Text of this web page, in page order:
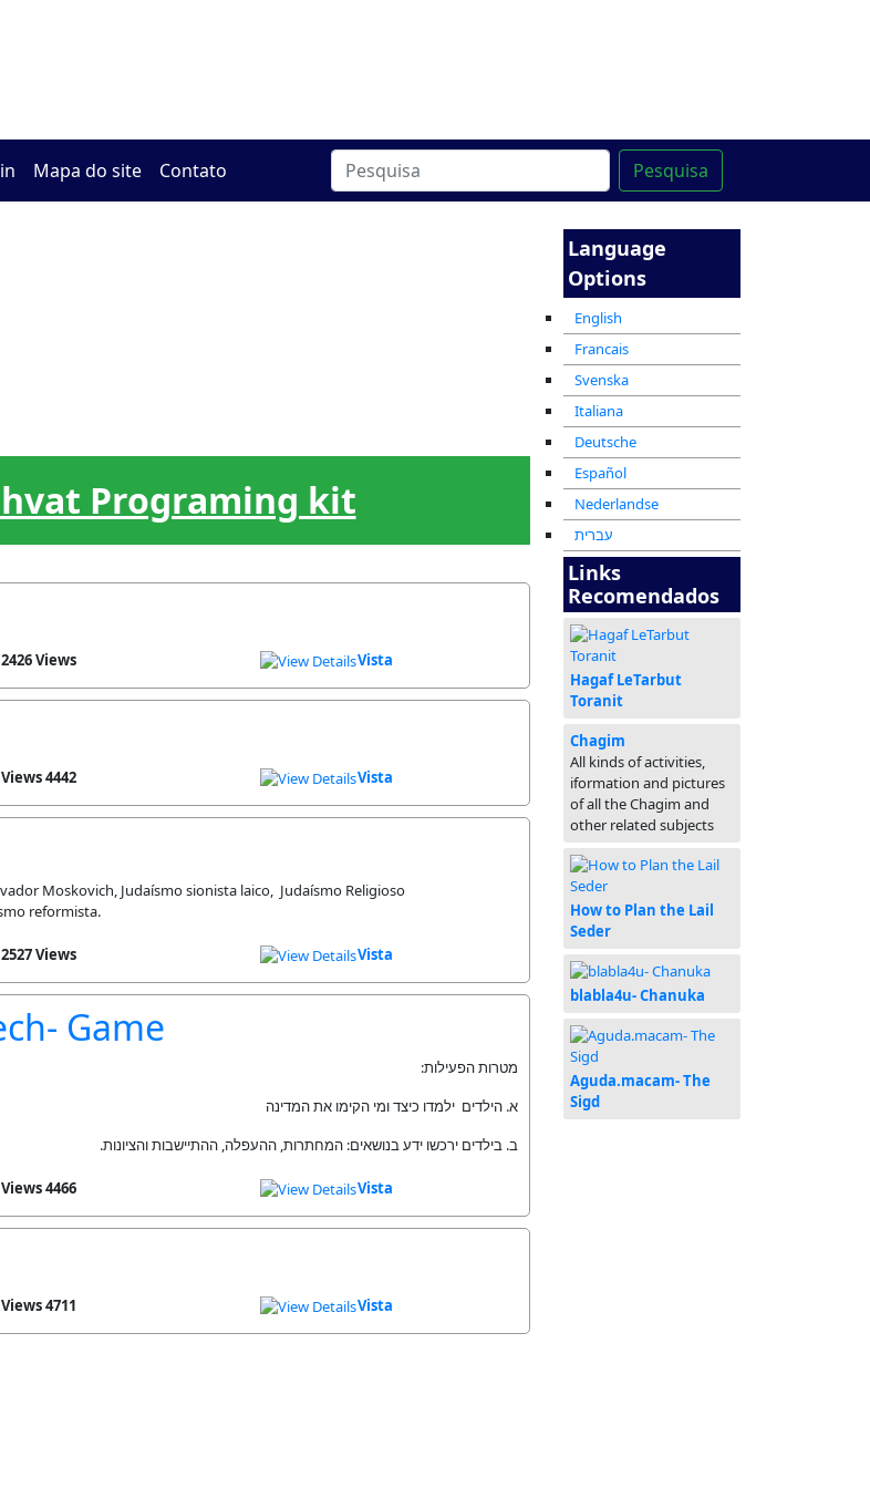
Mapa do site Contato Pesquisa
Programing kit
2426 Views Vista
4442 Views Vista
Moskovich, Judaísmo sionista laico, Judaísmo Religioso
reformista.
2527 Views Vista
Game
מטרות הפעילות:
א. הילדים ילמדו כיצד ומי הקימו את המדינה
ב. בילדים ירכשו ידע בנושאים: המחתרות, ההעפלה, ההתיישבות והציונות.
4466 Views Vista
4711 Views Vista
Language
Options
English
Francais
Svenska
Italiana
Deutsche
Español
Nederlandse
עברית
Links
Recomendados
Hagaf LeTarbut
Toranit
Chagim
All kinds of activities,
iformation and pictures
of all the Chagim and
other related subjects
How to Plan the Lail
Seder
blabla4u- Chanuka
Aguda.macam- The
Sigd